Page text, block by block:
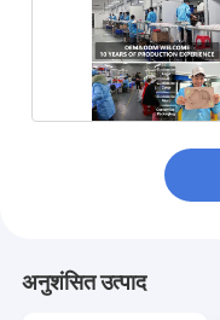
अनुशंसित उत्पाद